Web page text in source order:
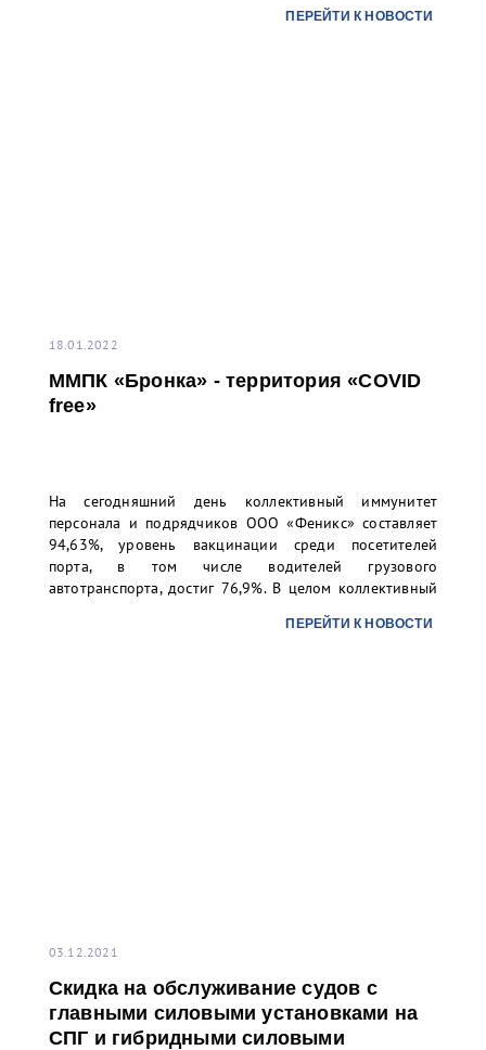
органа к учетной записи в информационной системе
ПЕРЕЙТИ К НОВОСТИ
18.01.2022
ММПК «Бронка» - территория «COVID
free»
На сегодняшний день коллективный иммунитет
персонала и подрядчиков ООО «Феникс» составляет
94,63%, уровень вакцинации среди посетителей
порта, в том числе водителей грузового
автотранспорта, достиг 76,9%. В целом коллективный
ММПК «Бронка» территорией, свободной от COVID.
ПЕРЕЙТИ К НОВОСТИ
03.12.2021
Скидка на обслуживание судов с
главными силовыми установками на
СПГ и гибридными силовыми